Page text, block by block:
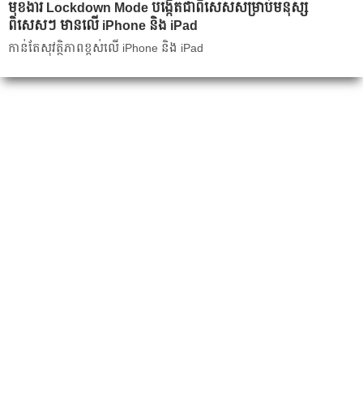
មុខងារ Lockdown Mode បង្កើតជាពិសេសសម្រាប់មនុស្ស
ពិសេសៗ មានលើ iPhone និង iPad
កាន់តែសុវត្ថិភាពខ្ពស់លើ iPhone និង iPad